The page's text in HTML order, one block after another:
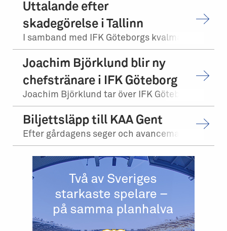
Uttalande efter
skadegörelse i Tallinn
Joachim Björklund blir ny
chefstränare i IFK Göteborg
Biljettsläpp till KAA Gent